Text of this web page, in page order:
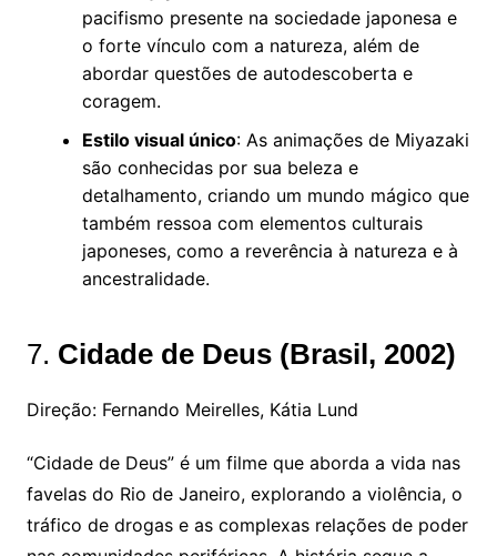
pacifismo presente na sociedade japonesa e
o forte vínculo com a natureza, além de
abordar questões de autodescoberta e
coragem.
Estilo visual único: As animações de Miyazaki
são conhecidas por sua beleza e
detalhamento, criando um mundo mágico que
também ressoa com elementos culturais
japoneses, como a reverência à natureza e à
ancestralidade.
7. Cidade de Deus (Brasil, 2002)
Direção: Fernando Meirelles, Kátia Lund
“Cidade de Deus” é um filme que aborda a vida nas
favelas do Rio de Janeiro, explorando a violência, o
tráfico de drogas e as complexas relações de poder